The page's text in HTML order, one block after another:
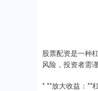
股票配资是一种
风险，投资者需
* **放大收益：**